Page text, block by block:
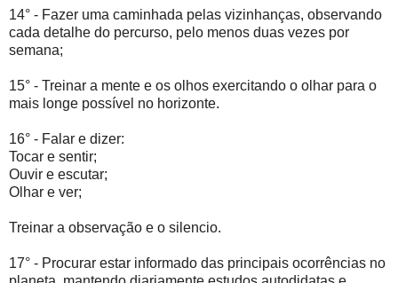
14° - Fazer uma caminhada pelas vizinhanças, observando
cada detalhe do percurso, pelo menos duas vezes por
semana;
15° - Treinar a mente e os olhos exercitando o olhar para o
mais longe possível no horizonte.
16° - Falar e dizer:
Tocar e sentir;
Ouvir e escutar;
Olhar e ver;
Treinar a observação e o silencio.
17° - Procurar estar informado das principais ocorrências no